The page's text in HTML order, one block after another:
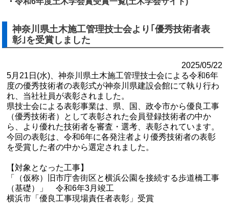
神奈川県土木施工管理技士会より｢優秀技術者表
彰｣を受賞しました
2025/05/22
5月21日(水)、神奈川県土木施工管理技士会による令和6年
度の優秀技術者の表彰式が神奈川県建設会館にて執り行わ
れ、当社社員が表彰されました。
県技士会による表彰事業は、県、国、政令市から優良工事
（優秀技術者）として表彰された会員登録技術者の中か
ら、より優れた技術者を審査・選考、表彰されています。
今回の表彰は、令和6年に各発注者より優秀技術者の表彰
を受賞した者の中から選定されました。
【対象となった工事】
「（仮称）旧市庁舎街区と横浜公園を接続する歩道橋工事
（基礎）」 令和6年3月竣工
横浜市「優良工事現場責任者表彰」受賞